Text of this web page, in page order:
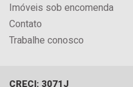
Imóveis sob encomenda
Contato
Trabalhe conosco
CRECI: 3071J